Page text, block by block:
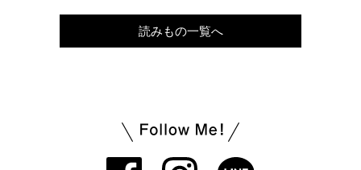
読みもの一覧へ